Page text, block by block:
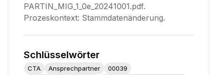
PARTIN_MIG_1_0e_20241001.pdf.
Prozeskontext: Stammdatenänderung.
Schlüsselwörter
CTA Ansprechpartner
00039